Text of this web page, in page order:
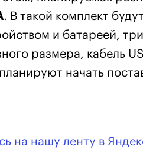
. В такой комплект
и батареей,
размера, кабель
начать
на нашу ленту в